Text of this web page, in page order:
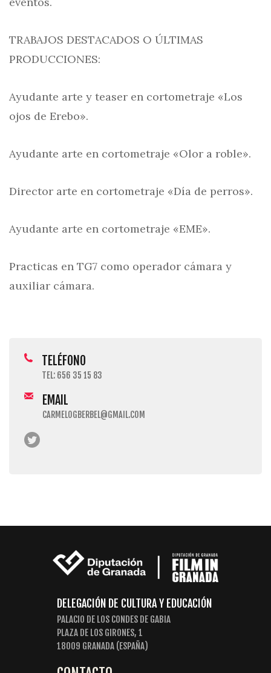
TRABAJOS DESTACADOS O ÚLTIMAS
PRODUCCIONES:
Ayudante arte y teaser en cortometraje «Los
ojos de Erebo».
Ayudante arte en cortometraje «Olor a roble».
Director arte en cortometraje «Día de perros».
Ayudante arte en cortometraje «EME».
Practicas en TG7 como operador cámara y
auxiliar cámara.
TELÉFONO
TEL: 656 35 15 83
EMAIL
CARMELOGBERBEL@GMAIL.COM
DELEGACIÓN DE CULTURA Y EDUCACIÓN
PALACIO DE LOS CONDES DE GABIA
PLAZA DE LOS GIRONES, 1
18009 GRANADA (ESPAÑA)